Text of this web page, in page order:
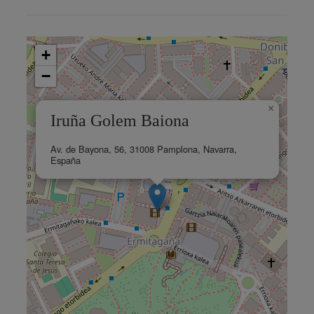
Iruña Golem Baiona
Av. de Bayona, 56, 31008 Pamplona, Navarra,
España
×
+
−